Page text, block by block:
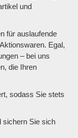
und
für auslaufende
Egal,
– bei uns
die Ihren
sodass Sie stets
sichern Sie sich